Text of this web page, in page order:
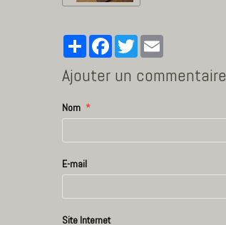
PartagerFacebookTwitter
Ajouter un commentaire
Nom
E-mail
Site Internet